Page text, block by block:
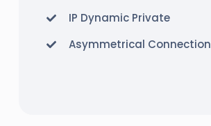
IP Dynamic Private
Asymmetrical Connection